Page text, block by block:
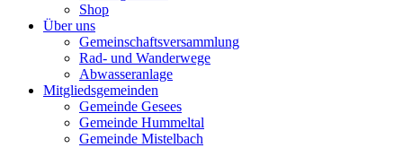
Shop
Über uns
Gemeinschaftsversammlung
Rad- und Wanderwege
Abwasseranlage
Mitgliedsgemeinden
Gemeinde Gesees
Gemeinde Hummeltal
Gemeinde Mistelbach